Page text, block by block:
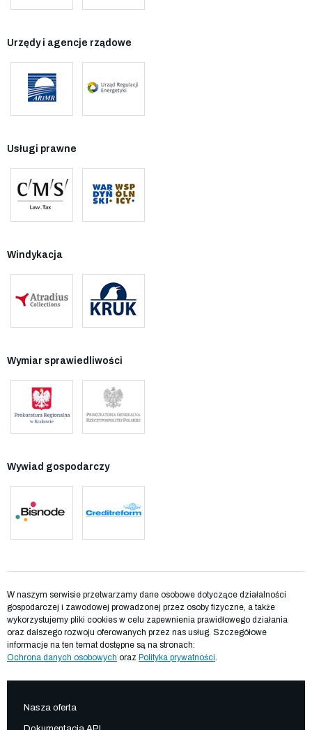
Urzędy i agencje rządowe
Usługi prawne
Windykacja
Wymiar sprawiedliwości
Wywiad gospodarczy
W naszym serwisie przetwarzamy dane osobowe dotyczące działalności
gospodarczej i zawodowej prowadzonej przez osoby fizyczne, a także
wykorzystujemy pliki cookies w celu zapewnienia prawidłowego działania
oraz dalszego rozwoju oferowanych przez nas usług. Szczegółowe
informacje na ten temat dostępne są na stronach:
Ochrona danych osobowych oraz Polityka prywatności.
Nasza oferta